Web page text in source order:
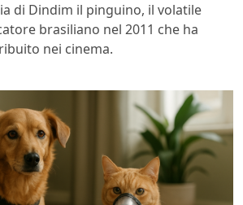
di Dindim il pinguino, il volatile
brasiliano nel 2011 che ha
nei cinema.